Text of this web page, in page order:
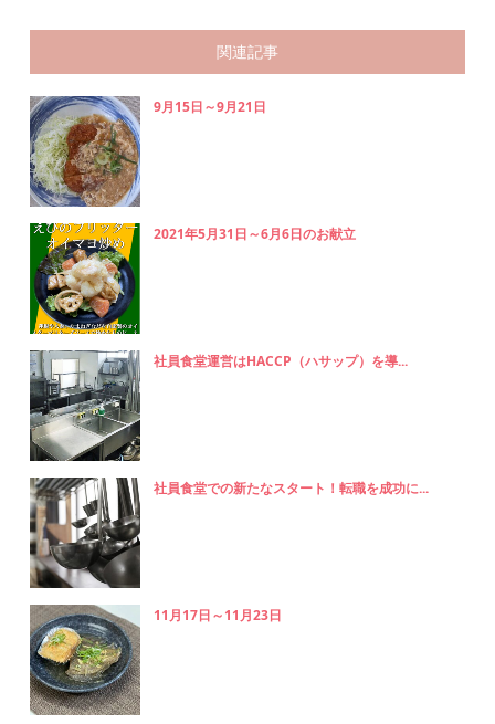
関連記事
9月15日～9月21日
2021年5月31日～6月6日のお献立
社員食堂運営はHACCP（ハサップ）を導...
社員食堂での新たなスタート！転職を成功に...
11月17日～11月23日